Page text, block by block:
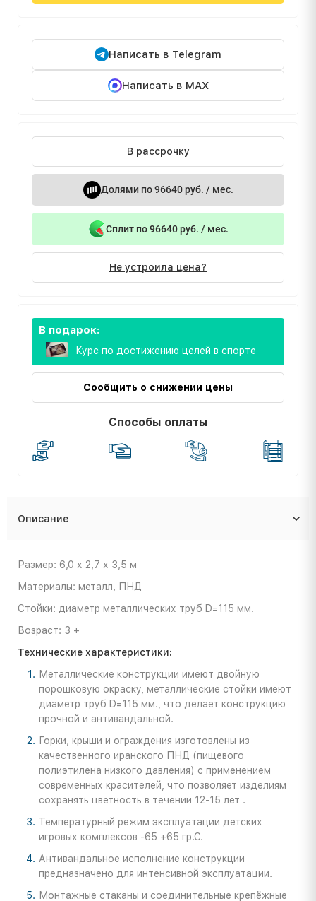
Написать в Telegram
Написать в MAX
В рассрочку
Долями по 96640 руб. / мес.
Сплит по 96640 руб. / мес.
Не устроила цена?
В подарок:
Курс по достижению целей в спорте
Сообщить о снижении цены
Способы оплаты
Описание
Размер: 6,0 х 2,7 х 3,5 м
Материалы: металл, ПНД
Стойки: диаметр металлических труб D=115 мм.
Возраст: 3 +
Технические характеристики:
Металлические конструкции имеют двойную
порошковую окраску, металлические стойки имеют
диаметр труб D=115 мм., что делает конструкцию
прочной и антивандальной.
Горки, крыши и ограждения изготовлены из
качественного иранского ПНД (пищевого
полиэтилена низкого давления) с применением
современных красителей, что позволяет изделиям
сохранять цветность в течении 12-15 лет .
Температурный режим эксплуатации детских
игровых комплексов -65 +65 гр.С.
Антивандальное исполнение конструкции
предназначено для интенсивной эксплуатации.
Монтажные стаканы и соединительные крепёжные